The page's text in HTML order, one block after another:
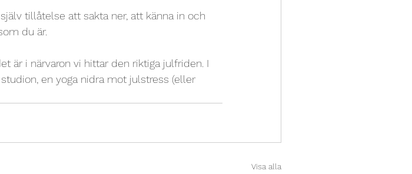
tillåtelse att sakta ner, att känna in och
du är.
är i närvaron vi hittar den riktiga julfriden. I
en yoga nidra mot julstress (eller
Visa alla